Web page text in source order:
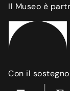
Il Museo è
Con il